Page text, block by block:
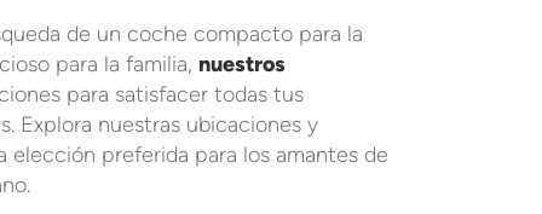
de un coche compacto para la
para la familia, nuestros
para satisfacer todas tus
Explora nuestras ubicaciones y
elección preferida para los amantes de